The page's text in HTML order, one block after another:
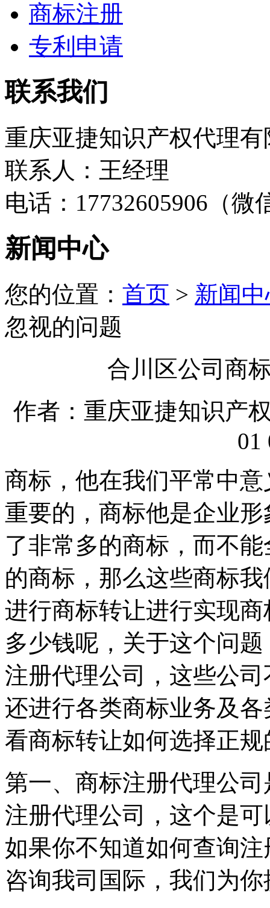
商标注册
专利申请
联系我们
重庆亚捷知识产权代理有
联系人：王经理
电话：17732605906（微
新闻中心
您的位置： 首页 > 新闻
忽视的问题
合川区公司商
作者：重庆亚捷知识产
01
商标，他在我们平常中
重要的，商标他是企业
了非常多的商标，而不
的商标，那么这些商标
进行商标转让进行实现
多少钱呢，关于这个问
注册代理公司，这些公
还进行各类商标业务及
看商标转让如何选择正
第一、商标注册代理公
注册代理公司，这个是
如果你不知道如何查询
咨询我司国际，我们为